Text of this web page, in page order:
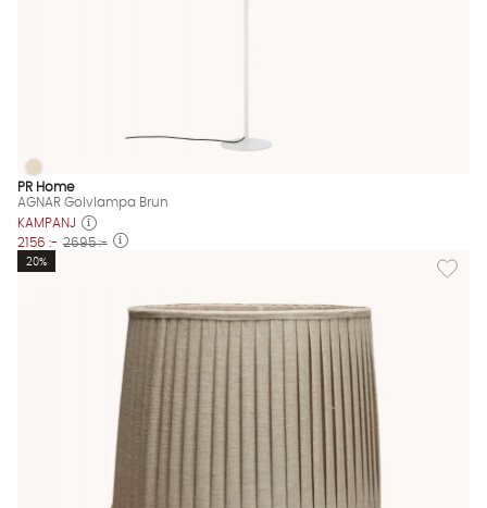
AGNAR Golvlampa Brun Finns även i dessa färger:
AGNAR Golvlampa Brun
PR Home
AGNAR Golvlampa Brun
KAMPANJ
2156 :- 2695 :-
Lägg
20%